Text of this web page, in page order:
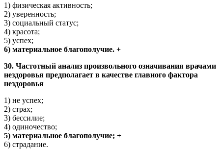
1) физическая активность;
2) уверенность;
3) социальный статус;
4) красота;
5) успех;
6) материальное благополучие. +
30. Частотный анализ произвольного означивания врачами
нездоровья предполагает в качестве главного фактора
нездоровья
1) не успех;
2) страх;
3) бессилие;
4) одиночество;
5) материальное благополучие; +
6) страдание.